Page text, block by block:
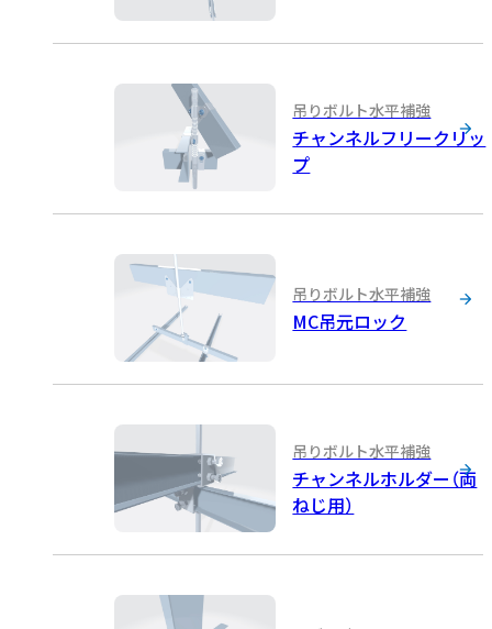
吊りボルト水平補強
チャンネルフリークリッ
プ
吊りボルト水平補強
MC吊元ロック
吊りボルト水平補強
チャンネルホルダー（両
ねじ用）